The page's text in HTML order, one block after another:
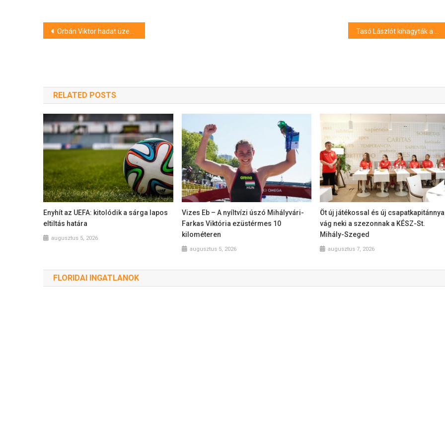
Bejegyzés
Orbán Viktor hadat üzent a magyarság felének
RELATED POSTS
Enyhít az UEFA: kitolódik a sárga lapos
eltiltás határa
augusztus 5, 2026
Vizes Eb – A nyíltvízi úszó Mihályvári-
Farkas Viktória ezüstérmes 10
kilométeren
augusztus 5, 2026
Öt új játékossal és új
vág neki a szezonnak a KÉSZ-St.
Mihály-Szeged
augusztus 7, 2026
FLORIDAI INGATLANOK